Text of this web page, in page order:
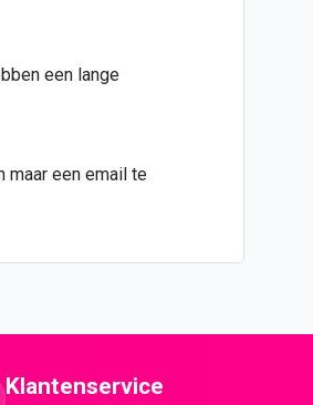
een lange
maar een email te
Klantenservice